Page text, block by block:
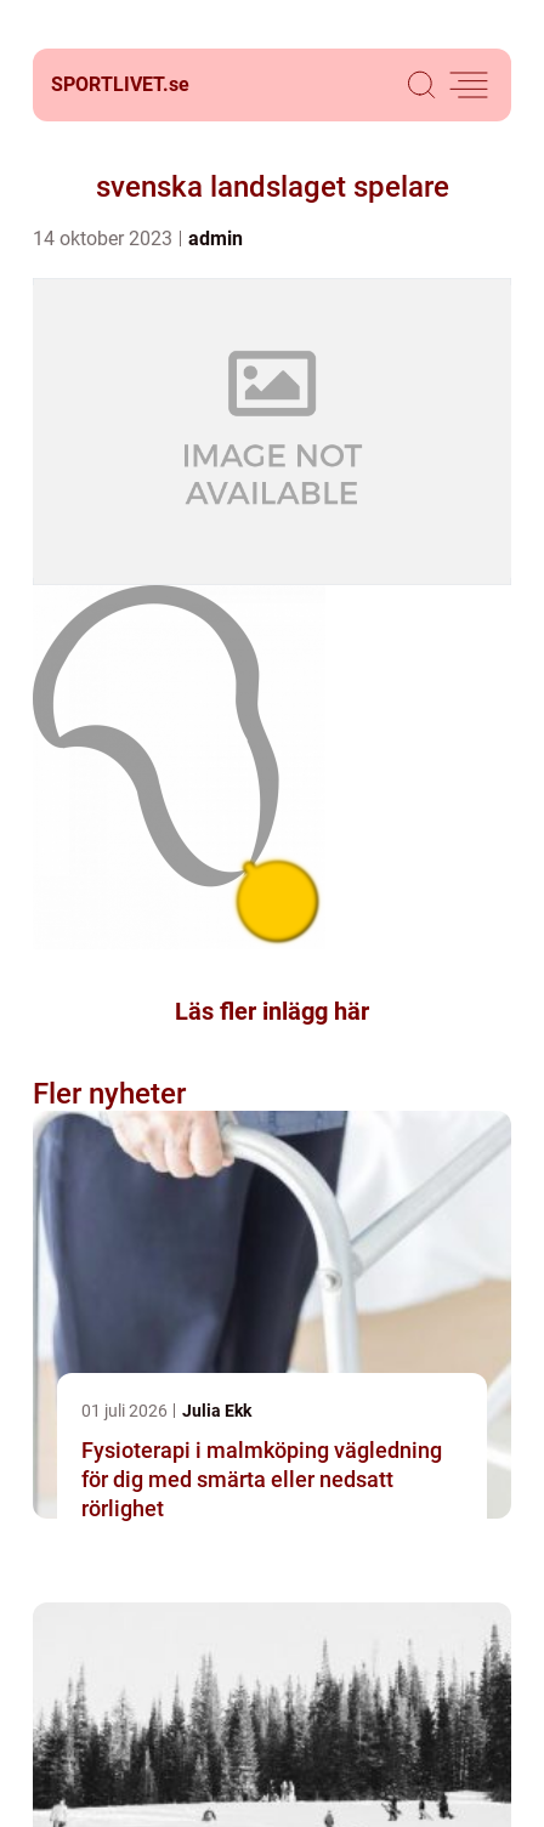
SPORTLIVET.se
svenska landslaget spelare
14 oktober 2023 admin
Läs fler inlägg här
Fler nyheter
01 juli 2026 Julia Ekk
Fysioterapi i malmköping vägledning
för dig med smärta eller nedsatt
rörlighet